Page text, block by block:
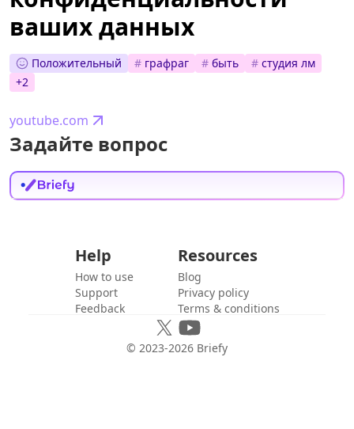
ваших данных
Положительный # графраг # быть # студия лм
+2
youtube.com
Задайте вопрос
Help
How to use
Support
Feedback
Resources
Blog
Privacy policy
Terms & conditions
© 2023-2026 Briefy